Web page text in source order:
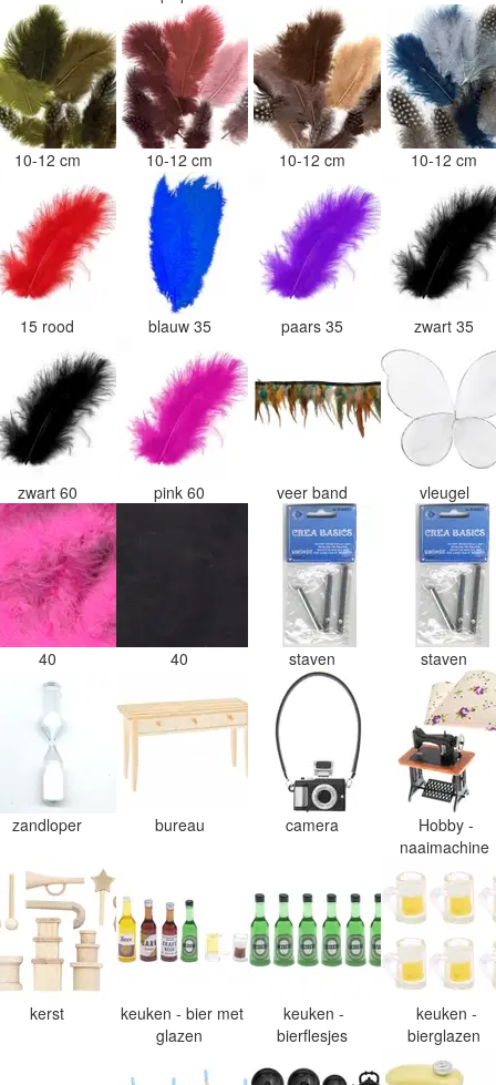
10-12 cm 10-12 cm 10-12 cm 10-12 cm
15 rood blauw 35 paars 35 zwart 35
zwart 60 pink 60 veer band vleugel
40 40 staven staven
zandloper bureau camera
Hobby -
naaimachine
kerst
keuken - bier met
glazen
keuken -
bierflesjes
keuken -
bierglazen